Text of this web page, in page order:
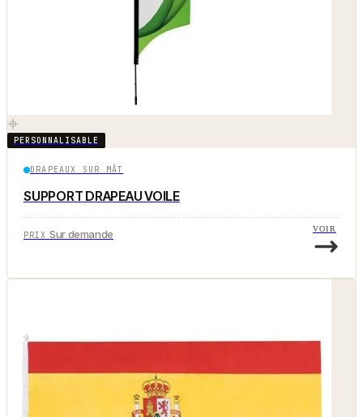
PERSONNALISABLE
DRAPEAUX SUR MÂT
SUPPORT DRAPEAU VOILE
PRIX Sur demande VOIR